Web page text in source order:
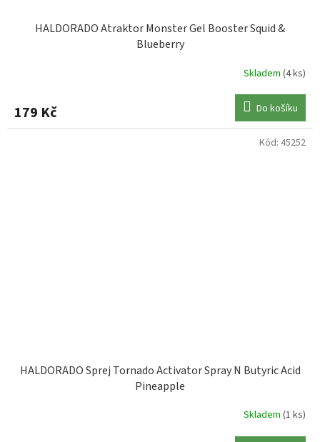
HALDORADO Atraktor Monster Gel Booster Squid &
Blueberry
Skladem (4 ks)
179 Kč Do košíku
HALDORADO Sprej Tornado Activator Spray N Butyric Acid
Pineapple
Skladem (1 ks)
Kód: 45252